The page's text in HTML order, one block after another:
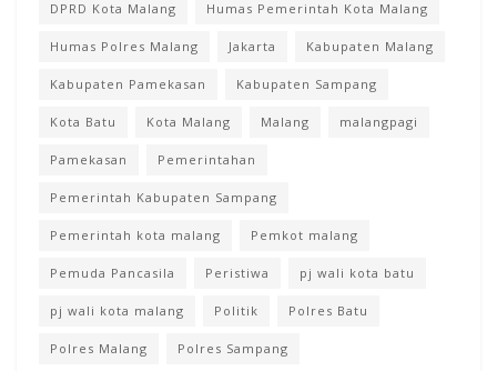
DPRD Kota Malang Humas Pemerintah Kota Malang
Humas Polres Malang Jakarta Kabupaten Malang
Kabupaten Pamekasan Kabupaten Sampang
Kota Batu Kota Malang Malang malangpagi
Pamekasan Pemerintahan
Pemerintah Kabupaten Sampang
Pemerintah kota malang Pemkot malang
Pemuda Pancasila Peristiwa pj wali kota batu
pj wali kota malang Politik Polres Batu
Polres Malang Polres Sampang